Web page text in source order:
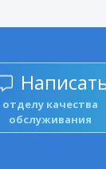
отделу качества
обслуживания